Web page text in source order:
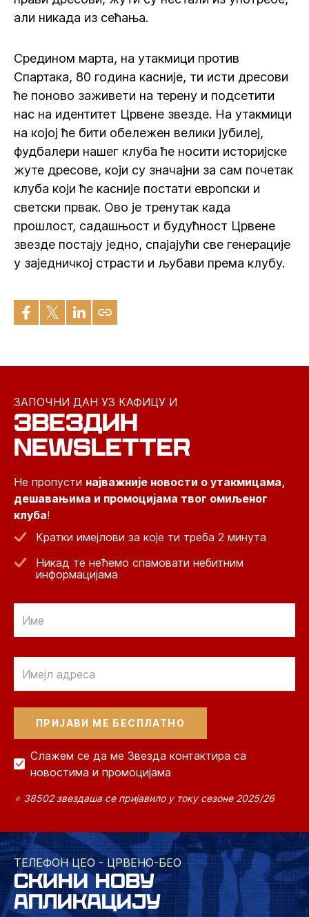
али никада из сећања.
Средином марта, на утакмици против
Спартака, 80 година касније, ти исти дресови
ће поново заживети на терену и подсетити
нас на идентитет Црвене звезде. На утакмици
на којој ће бити обележен велики јубилеј,
фудбалери нашег клуба ће носити историјске
жуте дресове, који су значајни за сам почетак
клуба који ће касније постати европски и
светски првак. Ово је тренутак када
прошлост, садашњост и будућност Црвене
звезде постају једно, спајајући све генерације
у заједничкој страсти и љубави према клубу.
ЗАПОЧНИ ДАН УЗ КАФИЦУ И
ЗВЕЗДИН
NEWSLETTER
Не пропусти најважније новости о утакмицама,
дешавањима и промоцијама твог омиљеног
клуба!
Кратки имејлови за које ти треба 2 минута
Никад те нећемо спамовати небитним
информацијама
Слажем се да ме Звезда контактира са
новостима и промоцијама
⭐ 38502 звездаша се пријавило у току сезоне 2025/26
ТЕЛЕФОН ЦЕО - ЦРВЕНО-БЕО
СКИНИ НОВУ
АПЛИКАЦИЈУ